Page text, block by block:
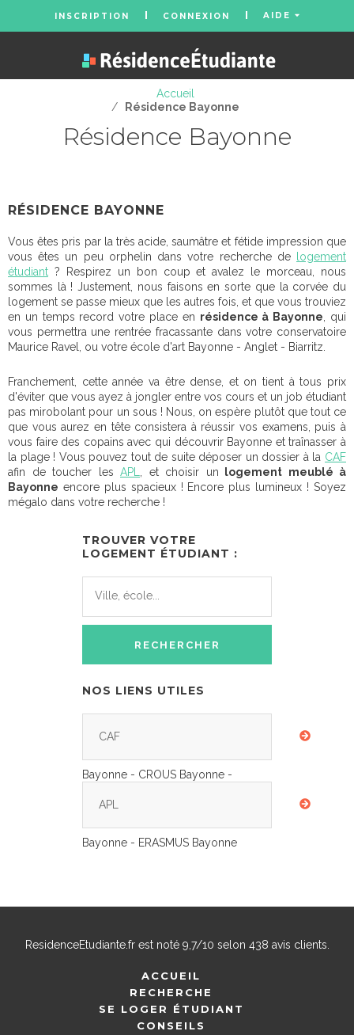
INSCRIPTION CONNEXION AIDE
Accueil
/
Résidence Bayonne
Résidence Bayonne
RÉSIDENCE BAYONNE
Vous êtes pris par la très acide, saumâtre et fétide impression que
vous êtes un peu orphelin dans votre recherche de
logement
étudiant ? Respirez un bon coup et avalez le morceau, nous
sommes là ! Justement, nous faisons en sorte que la corvée du
logement se passe mieux que les autres fois, et que vous trouviez
en un temps record votre place en résidence à Bayonne , qui
vous permettra une rentrée fracassante dans votre conservatoire
Maurice Ravel, ou votre école d'art Bayonne - Anglet - Biarritz.
Franchement, cette année va être dense, et on tient à tous prix
d'éviter que vous ayez à jongler entre vos cours et un job étudiant
pas mirobolant pour un sous ! Nous, on espère plutôt que tout ce
que vous aurez en tête consistera à réussir vos examens, puis à
vous faire des copains avec qui découvrir Bayonne et traînasser à
la plage ! Vous pouvez tout de suite déposer un dossier à la CAF
afin de toucher les APL , et choisir un logement meublé à
Bayonne encore plus spacieux ! Encore plus lumineux ! Soyez
mégalo dans votre recherche !
TROUVER VOTRE
LOGEMENT ÉTUDIANT :
NOS LIENS UTILES
CAF
Bayonne - CROUS Bayonne -
APL
Bayonne - ERASMUS Bayonne
ResidenceEtudiante.frest noté 9,7/10 selon 438 avis clients.
ACCUEIL
RECHERCHE
SE LOGER ÉTUDIANT
CONSEILS